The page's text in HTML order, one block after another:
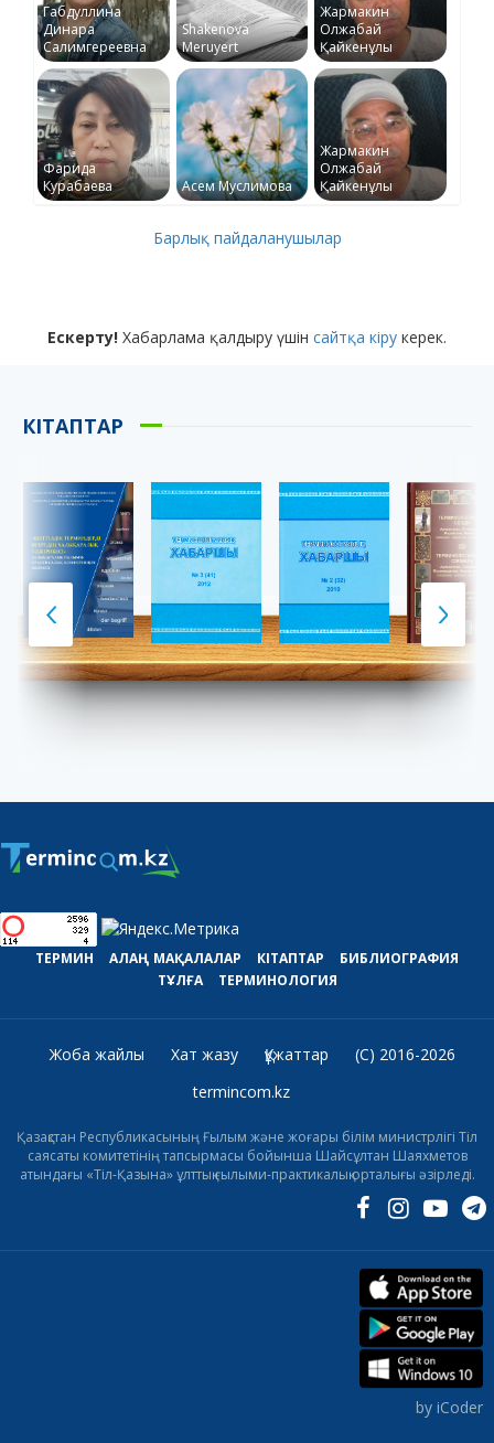
Габдуллина
Динара
Салимгереевна
Shakenova
Meruyert
Жармакин
Олжабай
Қайкенұлы
Фарида
Курабаева
Асем Муслимова
Жармакин
Олжабай
Қайкенұлы
Барлық пайдаланушылар
Ескерту! Хабарлама қалдыру үшін сайтқа кіру керек.
КІТАПТАР
ТЕРМИН АЛАҢ МАҚАЛАЛАР КІТАПТАР
БИБЛИОГРАФИЯ
ТҰЛҒА
ТЕРМИНОЛОГИЯ
Жоба жайлы Хат жазу Құжаттар
(C) 2016-2026
termincom.kz
Қазақстан Республикасының Ғылым және жоғары білім министрлігі Тіл
саясаты комитетінің тапсырмасы бойынша Шайсұлтан Шаяхметов
атындағы «Тіл-Қазына» ұлттық ғылыми-практикалық орталығы әзірледі.
by iCoder